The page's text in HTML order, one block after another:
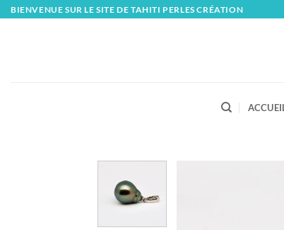
SkipBIENVENUE SUR LE SITE DE TAHITI PERLES CRÉATION